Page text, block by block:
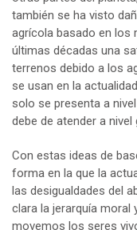
también se ha visto
agrícola basado en los
últimas décadas una
terrenos debido a los
se usan en la
solo se presenta a
debe de atender a nivel
Con estas ideas de
forma en la que la
las desigualdades del
clara la jerarquía moral
movemos los seres